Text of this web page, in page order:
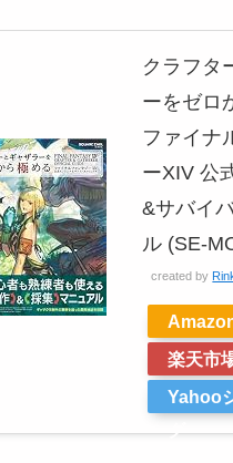
クラフタ
ーをゼロ
ファイナ
ーXIV 公
&サバイ
ル (SE-
created by
楽天市
Yahoo
グ